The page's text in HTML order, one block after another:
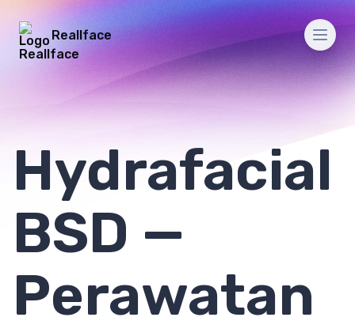
Reallface
Hydrafacial
BSD —
Perawatan